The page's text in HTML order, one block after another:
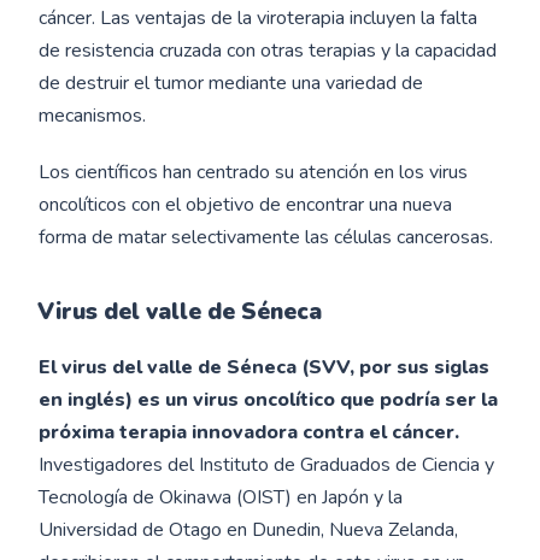
cáncer. Las ventajas de la viroterapia incluyen la falta
de resistencia cruzada con otras terapias y la capacidad
de destruir el tumor mediante una variedad de
mecanismos.
Los científicos han centrado su atención en los virus
oncolíticos con el objetivo de encontrar una nueva
forma de matar selectivamente las células cancerosas.
Virus del valle de Séneca
El virus del valle de Séneca (SVV, por sus siglas
en inglés) es un virus oncolítico que podría ser la
próxima terapia innovadora contra el cáncer.
Investigadores del Instituto de Graduados de Ciencia y
Tecnología de Okinawa (OIST) en Japón y la
Universidad de Otago en Dunedin, Nueva Zelanda,